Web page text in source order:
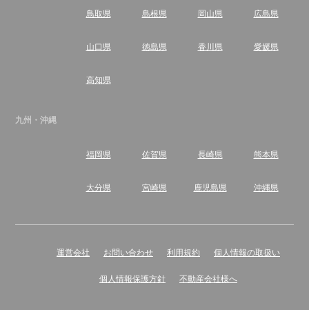
鳥取県 島根県 岡山県 広島県
山口県 徳島県 香川県 愛媛県
高知県
九州・沖縄
福岡県 佐賀県 長崎県 熊本県
大分県 宮崎県 鹿児島県 沖縄県
運営会社 お問い合わせ 利用規約 個人情報の取扱い
個人情報保護方針 不動産会社様へ